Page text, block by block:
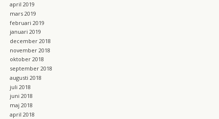
april 2019
mars 2019
februari 2019
januari 2019
december 2018
november 2018
oktober 2018
september 2018
augusti 2018
juli 2018
juni 2018
maj 2018
april 2018